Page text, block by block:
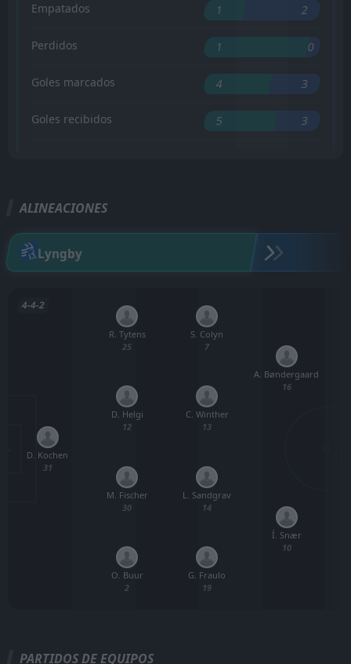
Empatados 1 2
Perdidos 1 0
Goles marcados 4 3
Goles recibidos 5 3
ALINEACIONES
Lyngby
4-4-2
D. Kochen
31
O. Buur
2
M. Fischer
30
D. Helgi
12
R. Tytens
25
G. Fraulo
19
L. Sandgrav
14
C. Winther
13
S. Colyn
7
Í. Snær
10
A. Bøndergaard
16
PARTIDOS DE EQUIPOS